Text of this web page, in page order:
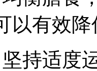
以有效
持适度